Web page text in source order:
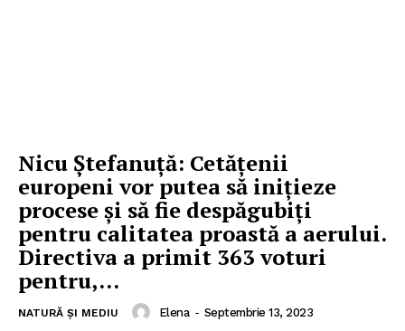
Nicu Ștefanuță: Cetățenii
europeni vor putea să inițieze
procese și să fie despăgubiți
pentru calitatea proastă a aerului.
Directiva a primit 363 voturi
pentru,...
NATURĂ ȘI MEDIU Elena - Septembrie 13, 2023